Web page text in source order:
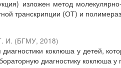
изложен метод
транскрипции (ОТ) и
И. (БГМУ, 2018)
коклюша у детей,
диагностику коклюша у